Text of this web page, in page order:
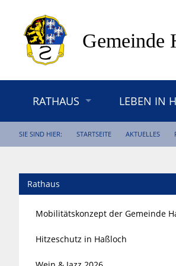
RATHAUS LEBEN IN
SIE SIND HIER: STARTSEITE AKTUELLES
Rathaus
Mobilitätskonzept der Gemeinde
Hitzeschutz in Haßloch